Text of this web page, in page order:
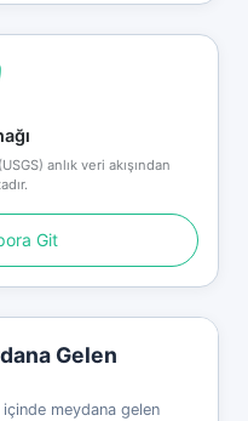
anlık veri akışından
Git
Gelen
meydana gelen